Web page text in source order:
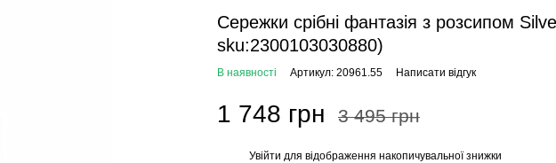
Сережки срібні фантазія з розсипом
sku:2300103030880)
В наявності Артикул: 20961.55 Написати відгук
1 748 грн 3 495 грн
Увійти для відображення накопичувальної знижки